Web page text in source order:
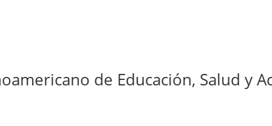
de Educación, Salud y